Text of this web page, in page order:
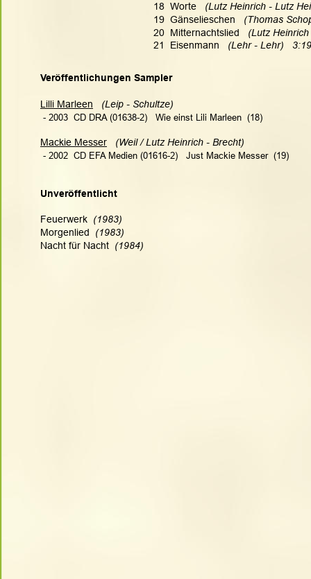
18  Worte (Lutz Heinrich - Lutz
19  Gänselieschen (Thomas
20  Mitternachtslied (Lutz
21  Eisenmann (Lehr - Lehr)   3:19
Veröffentlichungen Sampler
Lilli Marleen
(Leip - Schultze)
- 2003  CD DRA (01638-2)   Wie einst Lili Marleen  (18)
Mackie Messer
(Weil / Lutz Heinrich - Brecht)
- 2002  CD EFA Medien (01616-2)   Just Mackie Messer  (19)
Unveröffentlicht
Feuerwerk (1983)
Morgenlied
(1983)
Nacht für Nacht (1984)